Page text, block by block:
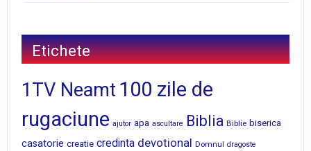
Etichete
1TV Neamt 100 zile de
rugaciune ajutor apa ascultare Biblia Biblie biserica
casatorie creatie credinta devotional Domnul dragoste